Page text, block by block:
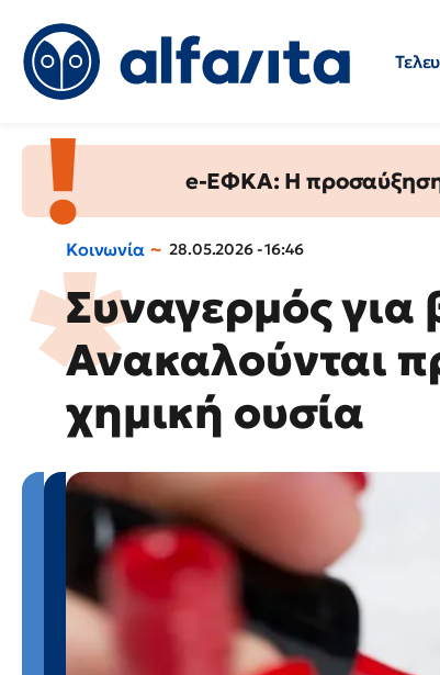
e-ΕΦΚΑ: Η προσαύξηση
Κοινωνία 28.05.2026 - 16:46
Συναγερμός για
Ανακαλούνται
χημική ουσία